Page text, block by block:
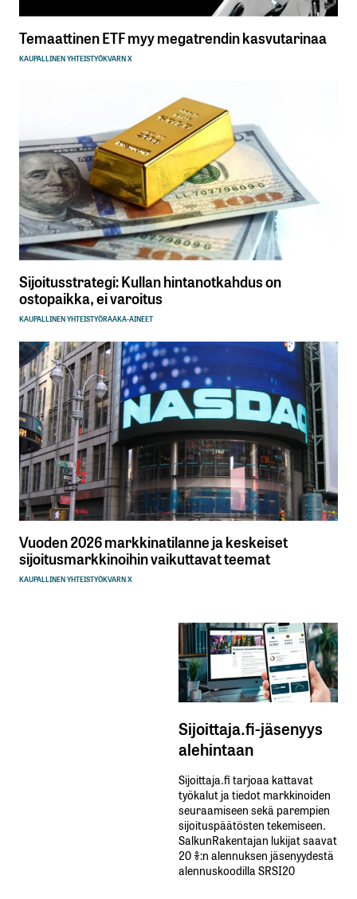
Temaattinen ETF myy megatrendin kasvutarinaa
KAUPALLINEN YHTEISTYÖKVARN X
Sijoitusstrategi: Kullan hintanotkahdus on
ostopaikka, ei varoitus
KAUPALLINEN YHTEISTYÖRAAKA-AINEET
Vuoden 2026 markkinatilanne ja keskeiset
sijoitusmarkkinoihin vaikuttavat teemat
KAUPALLINEN YHTEISTYÖKVARN X
Sijoittaja.fi-jäsenyys
alehintaan
Sijoittaja.fi tarjoaa kattavat
työkalut ja tiedot markkinoiden
seuraamiseen sekä parempien
sijoituspäätösten tekemiseen.
SalkunRakentajan lukijat saavat
20 %:n alennuksen jäsenyydestä
alennuskoodilla SRSI20